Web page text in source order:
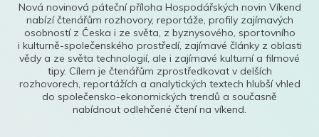
Nová novinová páteční příloha Hospodářských novin Víkend
nabízí čtenářům rozhovory, reportáže, profily zajímavých
osobností z Česka i ze světa, z byznysového, sportovního
i kulturně-společenského prostředí, zajímavé články z oblasti
vědy a ze světa technologií, ale i zajímavé kulturní a filmové
tipy. Cílem je čtenářům zprostředkovat v delších
rozhovorech, reportážích a analytických textech hlubší vhled
do společensko-ekonomických trendů a současně
nabídnout odlehčené čtení na víkend.